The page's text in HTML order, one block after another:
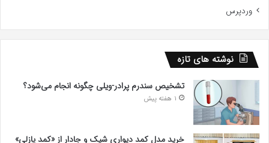
وردپرس
نوشته های تازه
تشخیص سندرم پرادر-ویلی چگونه انجام می‌شود؟
1 هفته پیش
خرید مدل کمد دیواری شیک و جادار از «کمد پازلی»